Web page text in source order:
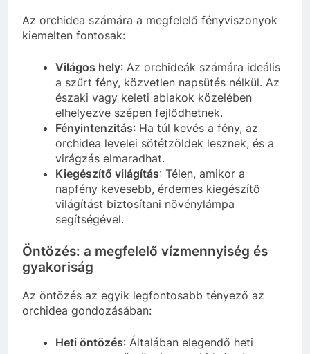
Az orchidea számára a megfelelő fényviszonyok
kiemelten fontosak:
Világos hely: Az orchideák számára ideális
a szűrt fény, közvetlen napsütés nélkül. Az
északi vagy keleti ablakok közelében
elhelyezve szépen fejlődhetnek.
Fényintenzitás: Ha túl kevés a fény, az
orchidea levelei sötétzöldek lesznek, és a
virágzás elmaradhat.
Kiegészítő világítás: Télen, amikor a
napfény kevesebb, érdemes kiegészítő
világítást biztosítani növénylámpa
segítségével.
Öntözés: a megfelelő vízmennyiség és
gyakoriság
Az öntözés az egyik legfontosabb tényező az
orchidea gondozásában:
Heti öntözés: Általában elegendő heti